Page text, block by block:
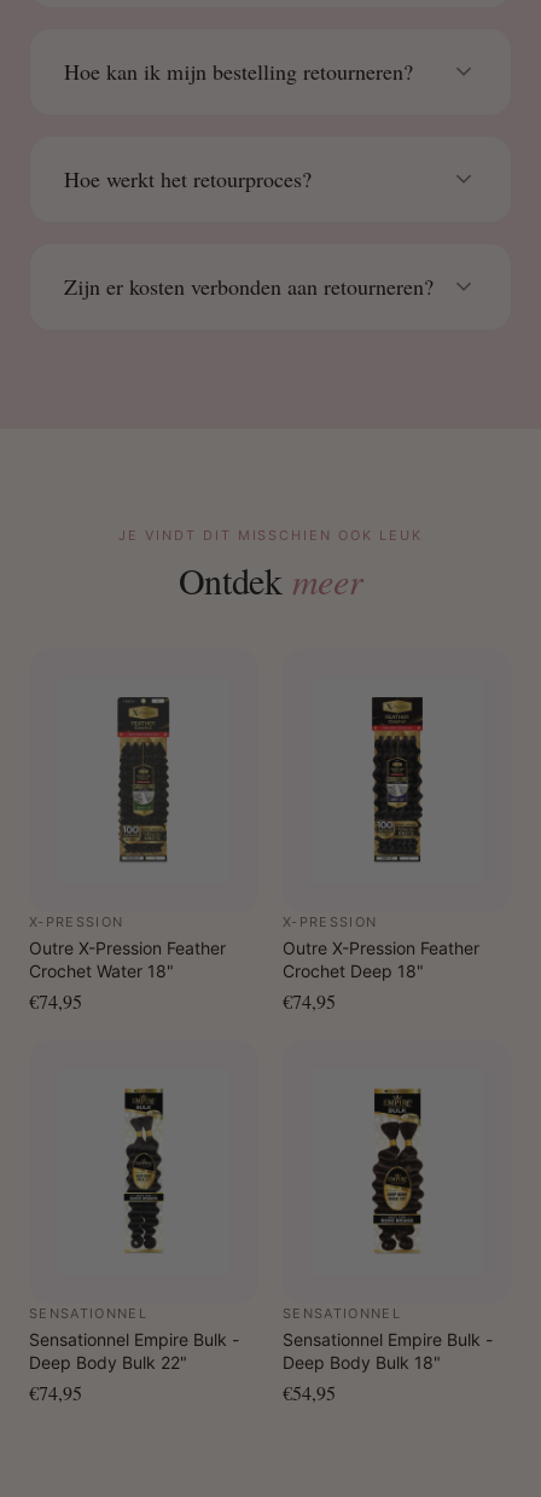
Hoe kan ik mijn bestelling retourneren?
Hoe werkt het retourproces?
Zijn er kosten verbonden aan retourneren?
JE VINDT DIT MISSCHIEN OOK LEUK
Ontdek meer
X-PRESSION
Outre X-Pression Feather
Crochet Water 18"
€74,95
X-PRESSION
Outre X-Pression Feather
Crochet Deep 18"
€74,95
SENSATIONNEL
Sensationnel Empire Bulk -
Deep Body Bulk 22"
€74,95
SENSATIONNEL
Sensationnel Empire Bulk -
Deep Body Bulk 18"
€54,95